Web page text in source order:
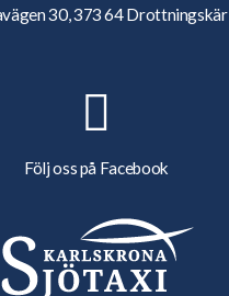
30, 373 64 Drottningskär
Följ oss på Facebook